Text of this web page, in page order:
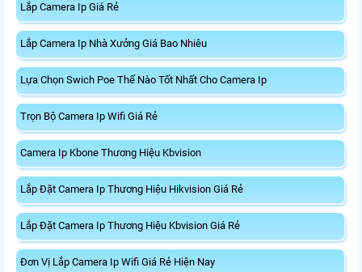
Lắp Camera Ip Giá Rẻ
Lắp Camera Ip Nhà Xưởng Giá Bao Nhiêu
Lựa Chọn Swich Poe Thế Nào Tốt Nhất Cho Camera Ip
Trọn Bộ Camera Ip Wifi Giá Rẻ
Camera Ip Kbone Thương Hiệu Kbvision
Lắp Đặt Camera Ip Thương Hiệu Hikvision Giá Rẻ
Lắp Đặt Camera Ip Thương Hiệu Kbvision Giá Rẻ
Đơn Vị Lắp Camera Ip Wifi Giá Rẻ Hiện Nay